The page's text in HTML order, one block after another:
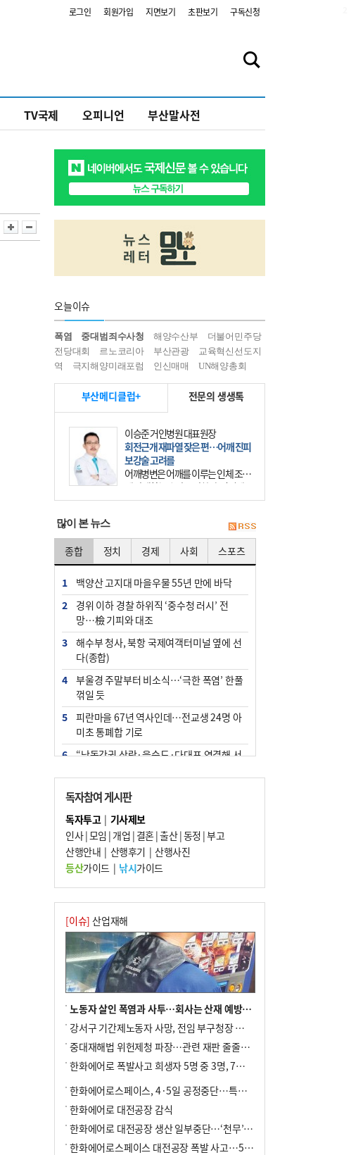
로그인 회원가입 지면보기 초판보기 구독신청
TV국제 오피니언 부산말사전
오늘이슈
폭염 중대범죄수사청 해양수산부
더불어민주당
전당대회
르노코리아 부산관광
교육혁신선도지
역
극지해양미래포럼 인신매매 UN해양총회
부산메디클럽+ 전문의 생생톡
이승준 거인병원 대표원장
회전근개 재파열 잦은 편…어깨 진피
보강술 고려를
어깨병변은 어깨를 이루는 인체 조직
에 발생하는 손상을 말한다. 여기에
는 오십견과 회전근개 증후군, 어깨
많이 본 뉴스
종합 정치 경제 사회 스포츠
1
백양산 고지대 마을우물 55년 만에 바닥
2
경위 이하 경찰 하위직 ‘중수청 러시’ 전
망…檢 기피와 대조
3
해수부 청사, 북항 국제여객터미널 옆에 선
다(종합)
4
부울경 주말부터 비소식…‘극한 폭염’ 한풀
꺾일 듯
5
피란마을 67년 역사인데…전교생 24명 아
미초 통폐합 기로
6
“낙동강권 삼락·을숙도·다대포 연결해 서
7
오늘의 날씨- 2026년 8월 7일
8
외국인 선원 ‘인신매매 경유지’ 된 부산…
우려가 현실로
9
[사설] 해수부 신청사 북항으로 확정, 해양
수도 도약의 전환점
10 르노 못 타는 부산시장…관용차 규정에 막
힌 지역기업 응원
독자참여 게시판
독자투고| 기사제보
인사|모임 | 개업 | 결혼|출산|동정 |부고
산행안내 | 산행후기 | 산행사진
등산가이드| 낚시가이드
[이슈] 산업재해
노동자 살인 폭염과 사투…회사는 산재 예방·전기료 절감 전력
강서구 기간제노동자 사망, 전임 부구청장 檢 송치
중대재해법 위헌제청 파장…관련 재판 줄줄이 브레이크
한화에어로 폭발사고 희생자 5명 중 3명, 7일 영면
한화에어로스페이스, 4·5일 공정중단…특별 안전점검
한화에어로 대전공장 감식
한화에어로 대전공장 생산 일부중단…‘천무’ 수출 비상
한화에어로스페이스 대전공장 폭발 사고…5명 사망·2명 부상(종합)